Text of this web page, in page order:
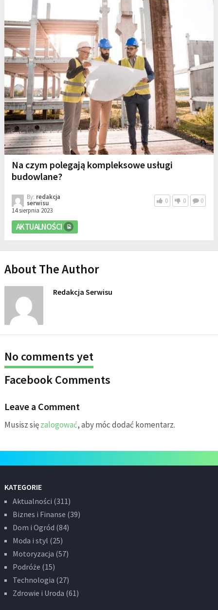
Na czym polegają kompleksowe usługi
budowlane?
By: redakcja
serwisu
14 sierpnia 2023
0 0 0
AKTUALNOŚCI
About The Author
Redakcja Serwisu
No comments yet
Facebook Comments
Leave a Comment
Musisz sięzalogować, aby móc dodać komentarz.
KATEGORIE
Aktualności (311)
Biznes i Finanse (39)
Dom i Ogród (84)
Moda i styl (25)
Motoryzacja (57)
Podróże (15)
Technologia (27)
Zdrowie i Uroda (61)